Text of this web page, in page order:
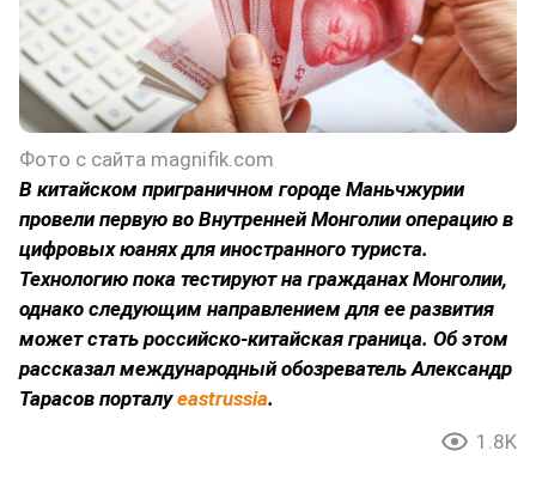
Фото с сайта magnifik.com
В китайском приграничном городе Маньчжурии
провели первую во Внутренней Монголии операцию в
цифровых юанях для иностранного туриста.
Технологию пока тестируют на гражданах Монголии,
однако следующим направлением для ее развития
может стать российско-китайская граница. Об этом
рассказал международный обозреватель Александр
Тарасов порталуeastrussia.
1.8K